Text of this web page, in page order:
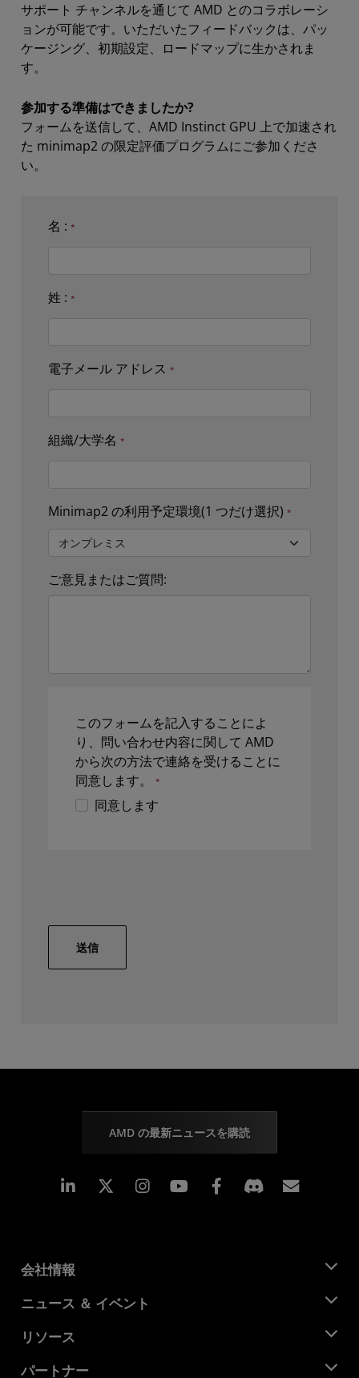
サポート チャンネルを通じて AMD とのコラボレーシ
ョンが可能です。いただいたフィードバックは、パッ
ケージング、初期設定、ロードマップに生かされま
す。
参加する準備はできましたか?
フォームを送信して、AMD Instinct GPU 上で加速され
た minimap2 の限定評価プログラムにご参加くださ
い。
名 :
姓 :
電子メール アドレス
組織/大学名
Minimap2 の利用予定環境(1 つだけ選択)
ご意見またはご質問:
このフォームを記入することによ
り、問い合わせ内容に関して AMD
から次の方法で連絡を受けることに
同意します。
同意します
送信
AMD の最新ニュースを購読
Linkedin Instagram Facebook
会社情報
AMD について
企業責任
キャリア
ニュース ＆ イベント
ニュースルーム
メディア ライブラリ
リソース
デベロッパー セントラル
パートナー